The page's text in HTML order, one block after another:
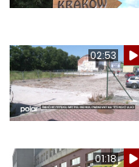
02:53
01:18